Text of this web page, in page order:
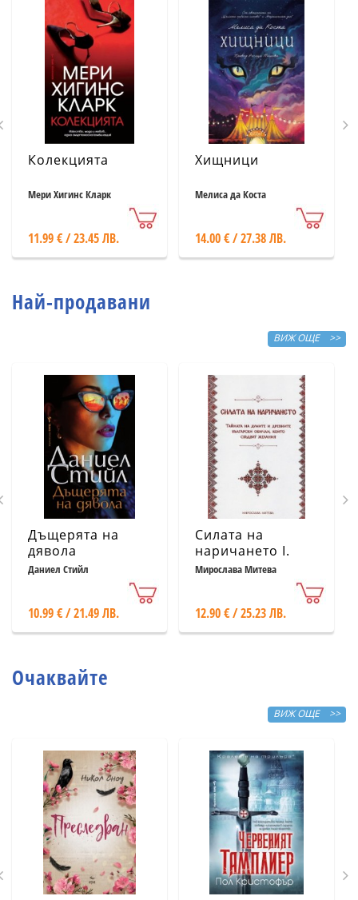
Колекцията
Мери Хигинс Кларк
11.99 € / 23.45 ЛВ.
Хищници
Мелиса да Коста
14.00 € / 27.38 ЛВ.
Най-продавани
ВИЖ ОЩЕ >>
Дъщерята на
дявола
Даниел Стийл
10.99 € / 21.49 ЛВ.
Силата на
наричането І.
Тайната на
български
обичаи, които
Мирослава Митева
12.90 € / 25.23 ЛВ.
Очаквайте
ВИЖ ОЩЕ >>